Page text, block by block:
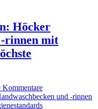
Höcker
-rinnen mit
Kommentare